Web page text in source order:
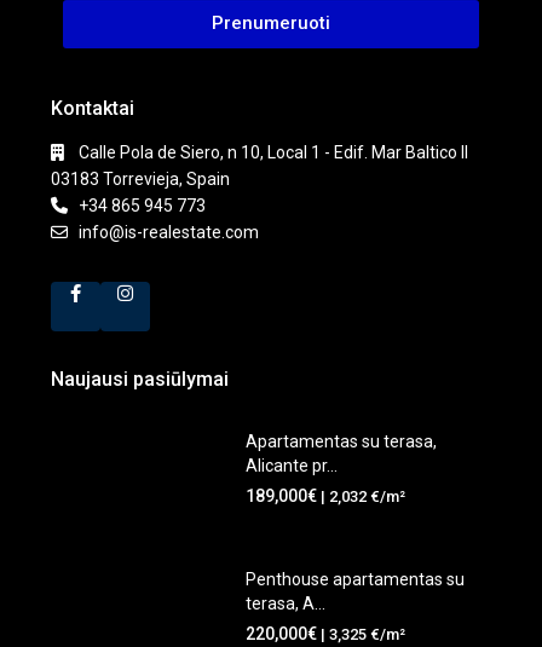
Prenumeruoti
Kontaktai
Calle Pola de Siero, n 10, Local 1 - Edif. Mar Baltico II
03183 Torrevieja, Spain
+34 865 945 773
info@is-realestate.com
Naujausi pasiūlymai
Apartamentas su terasa,
Alicante pr...
189,000€ | 2,032 €/m²
Penthouse apartamentas su
terasa, A...
220,000€ | 3,325 €/m²